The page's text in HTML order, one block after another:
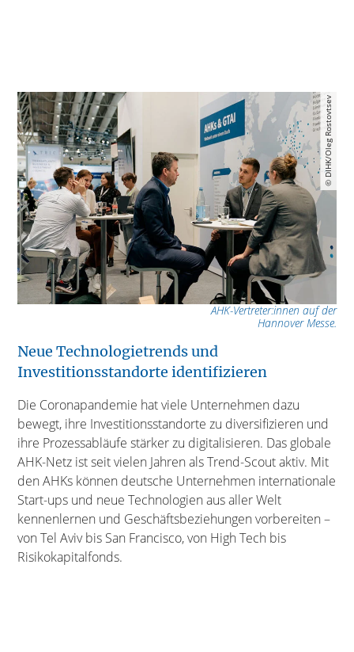
© DIHK/Oleg Rostovtsev
AHK-Vertreter:innen auf der
Hannover Messe.
Neue Technologietrends und
Investitionsstandorte identifizieren
Die Coronapandemie hat viele Unternehmen dazu
bewegt, ihre Investitionsstandorte zu diversifizieren und
ihre Prozessabläufe stärker zu digitalisieren. Das globale
AHK-Netz ist seit vielen Jahren als Trend-Scout aktiv. Mit
den AHKs können deutsche Unternehmen internationale
Start-ups und neue Technologien aus aller Welt
kennenlernen und Geschäftsbeziehungen vorbereiten –
von Tel Aviv bis San Francisco, von High Tech bis
Risikokapitalfonds.